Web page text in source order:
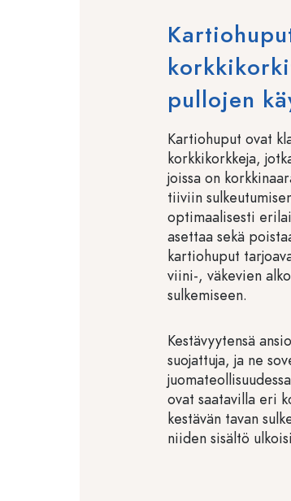
pullojen
Kartiohuput ovat
korkkikorkkeja,
joissa on
tiiviin
optimaalisesti
asettaa sekä
kartiohuput
viini-, väkevien
sulkemiseen.
Kestävyytensä
suojattuja, ja ne
ovat saatavilla eri
kestävän tavan
niiden sisältö